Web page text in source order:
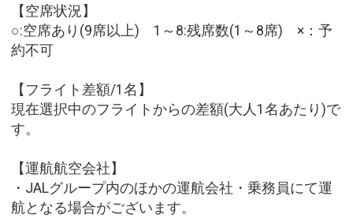
【空席状況】
○:空席あり(9席以上) 1～8:残席数(1～8席) ×：予
約不可
【フライト差額/1名】
現在選択中のフライトからの差額(大人1名あたり)で
す。
【運航航空会社】
・JALグループ内のほかの運航会社・乗務員にて運
航となる場合がございます。